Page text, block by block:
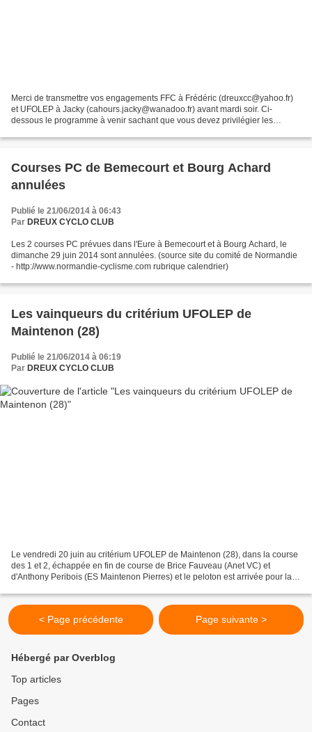
Merci de transmettre vos engagements FFC à Frédéric (dreuxcc@yahoo.fr)
et UFOLEP à Jacky (cahours.jacky@wanadoo.fr) avant mardi soir. Ci-
dessous le programme à venir sachant que vous devez privilégier les
Courses PC de Bemecourt et Bourg Achard
annulées
Publié le 21/06/2014 à 06:43
Par DREUX CYCLO CLUB
Les 2 courses PC prévues dans l'Eure à Bemecourt et à Bourg Achard, le
dimanche 29 juin 2014 sont annulées. (source site du comité de Normandie
- http://www.normandie-cyclisme.com rubrique calendrier)
Les vainqueurs du critérium UFOLEP de
Maintenon (28)
Publié le 21/06/2014 à 06:19
Par DREUX CYCLO CLUB
Le vendredi 20 juin au critérium UFOLEP de Maintenon (28), dans la course
des 1 et 2, échappée en fin de course de Brice Fauveau (Anet VC) et
d'Anthony Peribois (ES Maintenon Pierres) et le peloton est arrivée pour la
< Page précédente Page suivante >
Hébergé par Overblog
Top articles
Pages
Contact